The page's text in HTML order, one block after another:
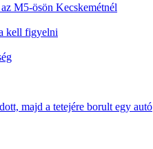
M5-ösön Kecskemétnél
kell figyelni
majd a tetejére borult egy autó